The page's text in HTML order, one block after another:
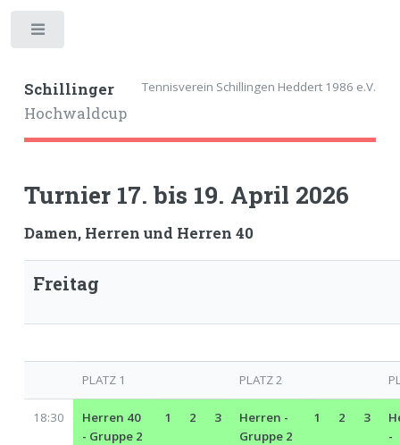
Schillinger
Hochwaldcup
Tennisverein Schillingen Heddert 1986 e.V.
Turnier 17. bis 19. April 2026
Damen, Herren und Herren 40
Freitag
PLATZ 1 PLATZ 2
18:30
Herren 40
- Gruppe 2
1 2 3
Herren -
Gruppe 2
1 2 3
-